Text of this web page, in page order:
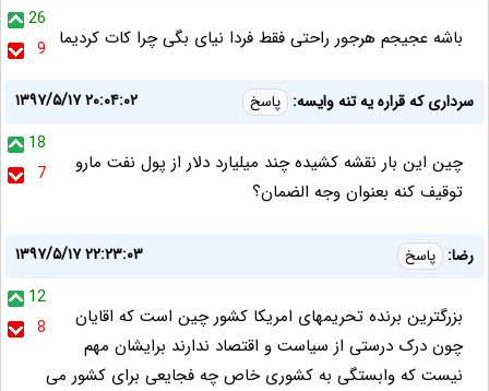
26
9
باشه عجیجم هرجور راحتی فقط فردا نیای بگی چرا کات کردیما
سرداری که قراره یه تنه وایسه: پاسخ
۱۳۹۷/۵/۱۷ ۲۰:۰۴:۰۲
18
7
چین این بار نقشه کشیده چند میلیارد دلار از پول نفت مارو
توقیف کنه بعنوان وجه الضمان؟
رضا: پاسخ
۱۳۹۷/۵/۱۷ ۲۲:۲۳:۰۳
12
8
بزرگترین برنده تحریمهای امریکا کشور چین است که اقایان
چون درک درستی از سیاست و اقتصاد ندارند برایشان مهم
نیست که وابستگی به کشوری خاص چه فجایعی برای کشور می